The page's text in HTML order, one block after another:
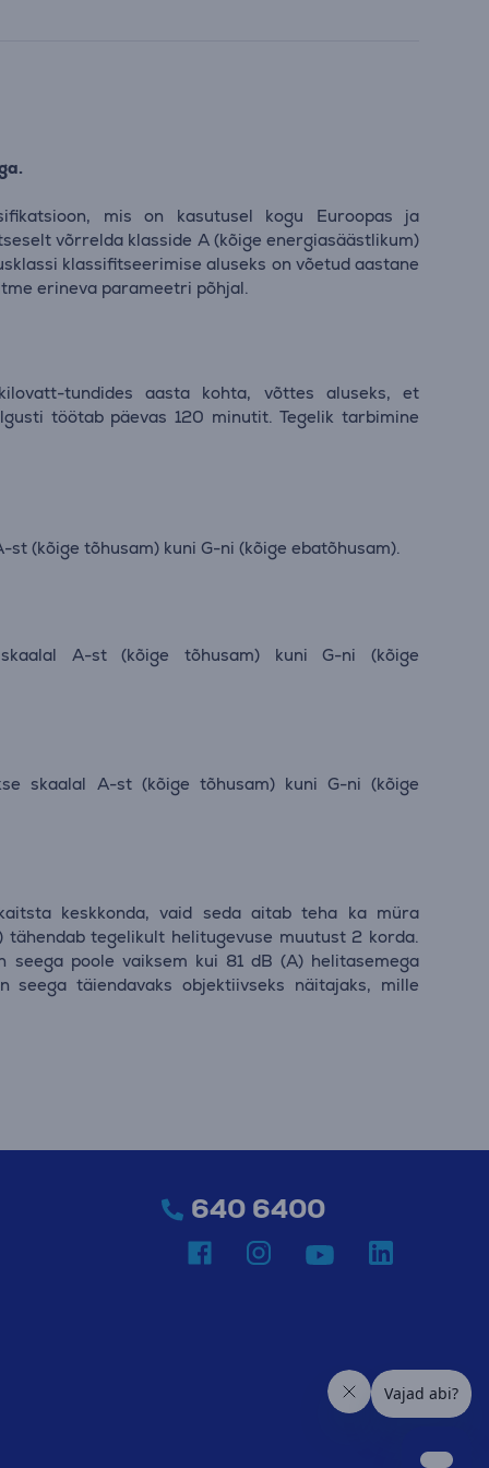
mis on kasutusel kogu Euroopas ja
võrrelda klasside A (kõige energiasäästlikum)
klassifitseerimise aluseks on võetud aastane
erineva parameetri põhjal.
tundides aasta kohta, võttes aluseks, et
töötab päevas 120 minutit. Tegelik tarbimine
(kõige tõhusam) kuni G-ni (kõige ebatõhusam).
skaalal A-st (kõige tõhusam) kuni G-ni (kõige
skaalal A-st (kõige tõhusam) kuni G-ni (kõige
keskkonda, vaid seda aitab teha ka müra
tegelikult helitugevuse muutust 2 korda.
seega poole vaiksem kui 81 dB (A) helitasemega
seega täiendavaks objektiivseks näitajaks, mille
640 6400